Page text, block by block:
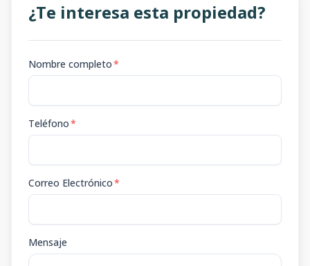
¿Te interesa esta propiedad?
Nombre completo*
Teléfono*
Correo Electrónico*
Mensaje